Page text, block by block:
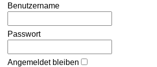
Benutzername
Passwort
Angemeldet bleiben